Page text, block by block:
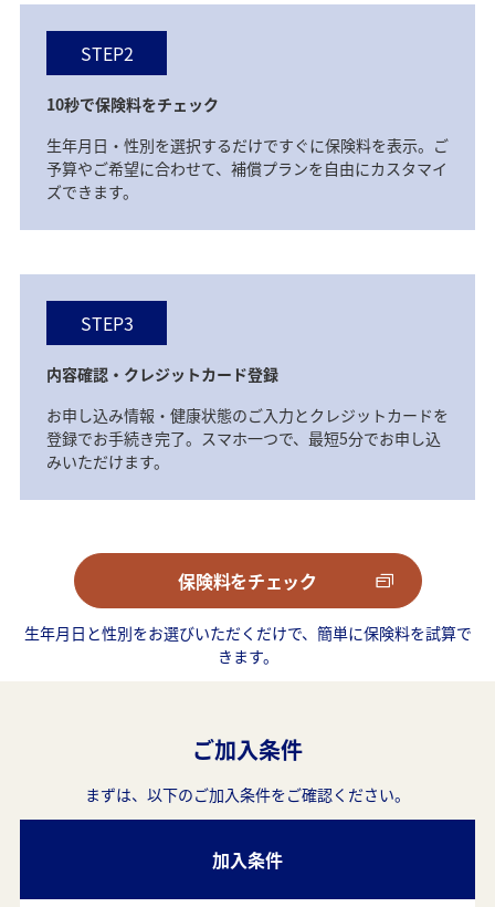
STEP2
10秒で保険料をチェック
生年月日・性別を選択するだけですぐに保険料を表示。ご
予算やご希望に合わせて、補償プランを自由にカスタマイ
ズできます。
STEP3
内容確認・クレジットカード登録
お申し込み情報・健康状態のご入力とクレジットカードを
登録でお手続き完了。スマホ一つで、最短5分でお申し込
みいただけます。
保険料をチェック
生年月日と性別をお選びいただくだけで、簡単に保険料を試算で
きます。
ご加入条件
まずは、以下のご加入条件をご確認ください。
加入条件